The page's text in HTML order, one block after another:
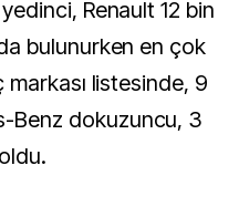
Renault 12 bin
bulunurken en çok
listesinde, 9
Benz dokuzuncu, 3